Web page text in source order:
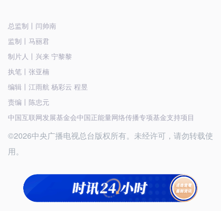
总监制丨闫帅南
监制丨马丽君
制片人丨兴来 宁黎黎
执笔丨张亚楠
编辑丨江雨航 杨彩云 程昱
责编丨陈忠元
中国互联网发展基金会中国正能量网络传播专项基金支持项目
©2026中央广播电视总台版权所有。未经许可，请勿转载使
用。